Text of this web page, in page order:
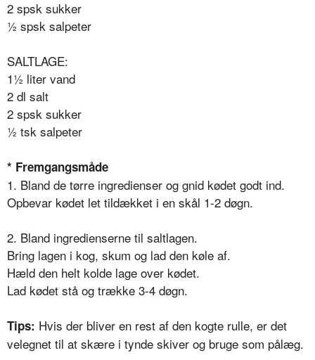
2 spsk sukker
½ spsk salpeter
SALTLAGE:
1½ liter vand
2 dl salt
2 spsk sukker
½ tsk salpeter
* Fremgangsmåde
1. Bland de tørre ingredienser og gnid kødet godt ind.
Opbevar kødet let tildækket i en skål 1-2 døgn.
2. Bland ingredienserne til saltlagen.
Bring lagen i kog, skum og lad den køle af.
Hæld den helt kolde lage over kødet.
Lad kødet stå og trække 3-4 døgn.
Tips: Hvis der bliver en rest af den kogte rulle, er det
velegnet til at skære i tynde skiver og bruge som pålæg.